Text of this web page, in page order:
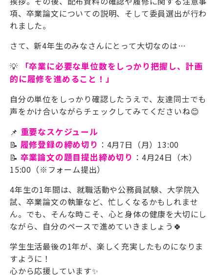
項、卒業論文についての説明、そして委員選出が行わ
れました。
さて、新4年生のみなさんにとって大切なのは…
💡
「卒業に必要な単位数をしっかり把握し、計画
的に履修を進めること！」
自分の単位をしっかり確認したうえで、友達同士でも
声をかけ合いながらチェックしてみてくださいね😊
📌 重要なスケジュール
📝 履修登録の締め切り ：4月7日（月）13:00
📝 卒業論文の題目提出締め切り ：4月24日（木）
15:00（※フォーム提出）
4年生の1年間は、就職活動や公務員試験、大学院入
試、卒業論文の執筆など、忙しくなるかもしれませ
ん。でも、そんな時こそ、心と身体の健康を大切にし
ながら、自分のペースで進めていきましょう🍀
学生生活最後の1年が、楽しく充実したものになりま
すように！
心から応援しています✨